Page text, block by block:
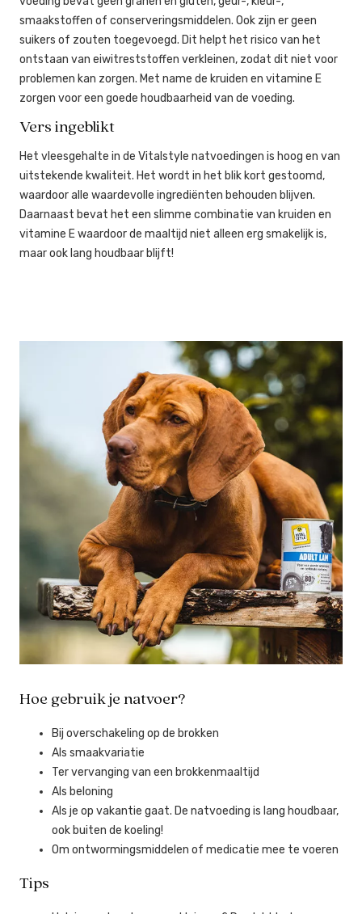
smaakstoffen of conserveringsmiddelen. Ook zijn er geen
suikers of zouten toegevoegd. Dit helpt het risico van het
ontstaan van eiwitreststoffen verkleinen, zodat dit niet voor
problemen kan zorgen. Met name de kruiden en vitamine E
zorgen voor een goede houdbaarheid van de voeding.
Vers ingeblikt
Het vleesgehalte in de Vitalstyle natvoedingen is hoog en van
uitstekende kwaliteit. Het wordt in het blik kort gestoomd,
waardoor alle waardevolle ingrediënten behouden blijven.
Daarnaast bevat het een slimme combinatie van kruiden en
vitamine E waardoor de maaltijd niet alleen erg smakelijk is,
maar ook lang houdbaar blijft!
Hoe gebruik je natvoer?
Bij overschakeling op de brokken
Als smaakvariatie
Ter vervanging van een brokkenmaaltijd
Als beloning
Als je op vakantie gaat. De natvoeding is lang houdbaar,
ook buiten de koeling!
Om ontwormingsmiddelen of medicatie mee te voeren
Tips